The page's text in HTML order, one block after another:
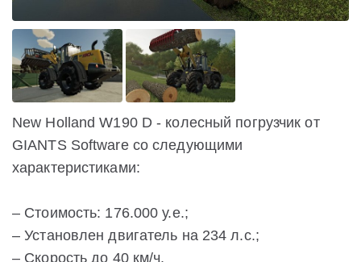
New Holland W190 D - колесный погрузчик от
GIANTS Software со следующими
характеристиками:
– Стоимость: 176.000 у.е.;
– Установлен двигатель на 234 л.с.;
– Скорость до 40 км/ч.